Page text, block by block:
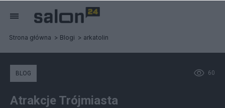
Strona główna Blogi arkatolin
60
BLOG
Atrakcje Trójmiasta